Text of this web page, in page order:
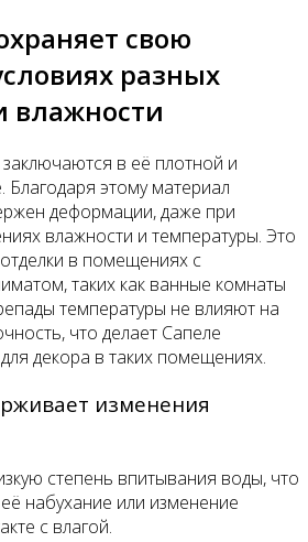
свою
разных
влажности
в её плотной и
Благодаря этому материал
деформации, даже при
влажности и температуры. Это
в помещениях с
таких как ванные комнаты
температуры не влияют на
что делает Сапеле
декора в таких помещениях.
изменения
степень впитывания воды, что
набухание или изменение
с влагой.